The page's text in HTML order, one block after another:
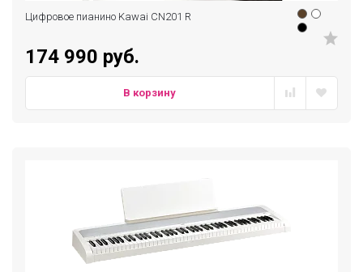
Цифровое пианино Kawai CN201 R
174 990 руб.
В корзину